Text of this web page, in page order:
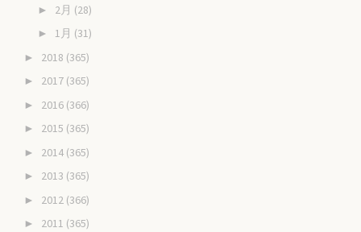
► 2月 (28)
► 1月 (31)
► 2018 (365)
► 2017 (365)
► 2016 (366)
► 2015 (365)
► 2014 (365)
► 2013 (365)
► 2012 (366)
► 2011 (365)